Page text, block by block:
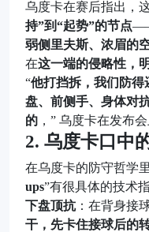
乌度卡在赛后指出，
持”到“起势”的节点
弱侧里夫斯、浓眉的
在这一端的侵略性，
“他打挡拆，我们防得
盘、前侧手、身体对
的 ，” 乌度卡在发布会
2. 乌度卡口中
在乌度卡的防守哲学
ups”有很具体的技术指
下盘顶抗：在背身接
干，先卡住接球后的